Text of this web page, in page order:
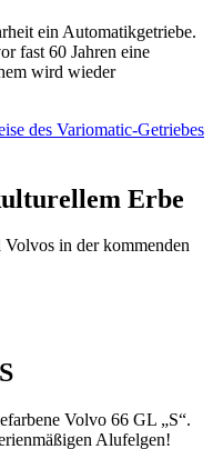
ein Automatikgetriebe.
fast 60 Jahren eine
wird wieder
des Variomatic-Getriebes
Erbe
in der kommenden
Volvo 66 GL „S“.
Alufelgen!